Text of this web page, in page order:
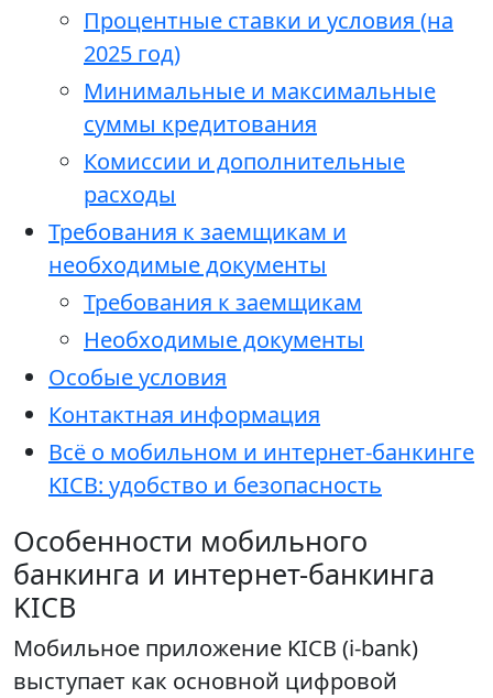
Процентные ставки и условия (на
2025 год)
Минимальные и максимальные
суммы кредитования
Комиссии и дополнительные
расходы
Требования к заемщикам и
необходимые документы
Требования к заемщикам
Необходимые документы
Особые условия
Контактная информация
Всё о мобильном и интернет-банкинге
KICB: удобство и безопасность
Особенности мобильного
банкинга и интернет-банкинга
KICB
Мобильное приложение KICB (i-bank)
выступает как основной цифровой